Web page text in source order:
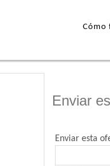
Cómo
Enviar
Enviar esta